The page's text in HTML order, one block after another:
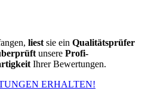
liest sie ein Qualitätsprüfer
unsere Profi-
Ihrer Bewertungen.
ERHALTEN!